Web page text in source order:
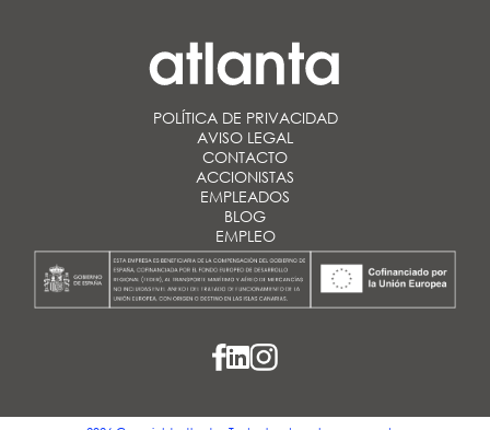
POLÍTICA DE PRIVACIDAD
AVISO LEGAL
CONTACTO
ACCIONISTAS
EMPLEADOS
BLOG
EMPLEO